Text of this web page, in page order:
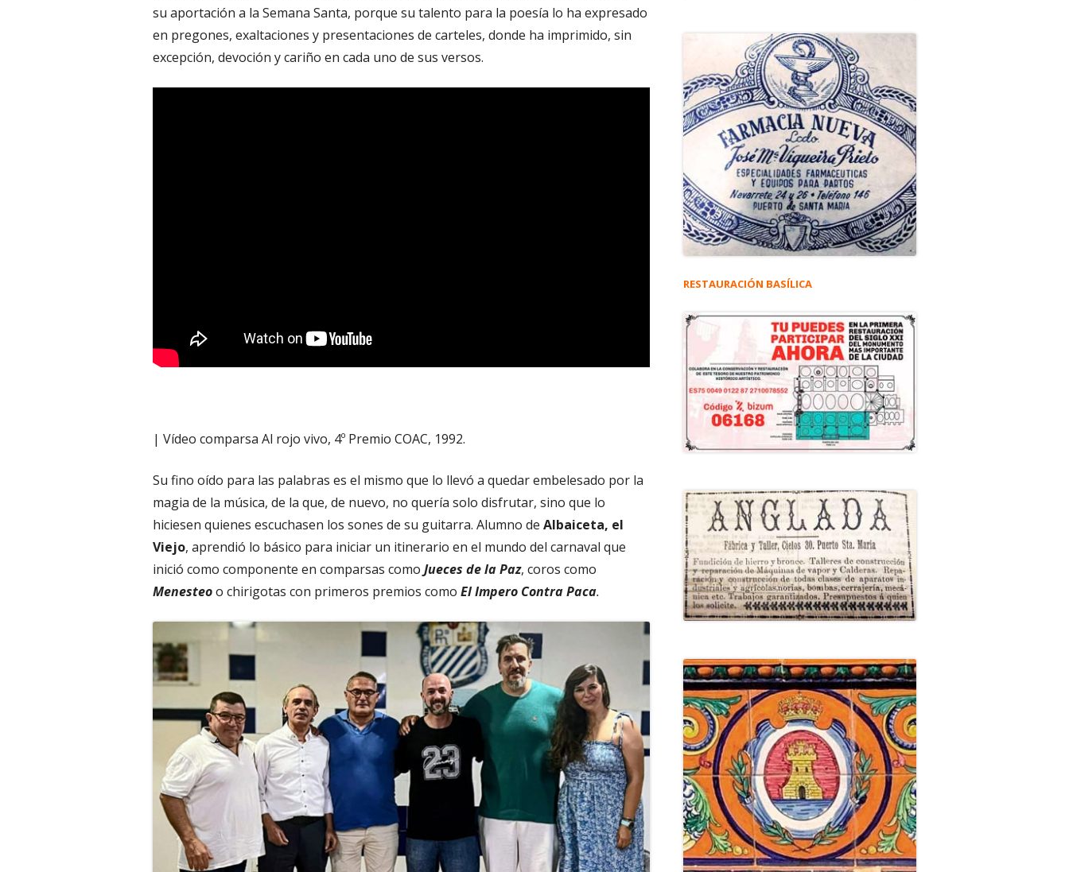
su aportación a la Semana Santa, porque su talento para la poesía lo ha expresado
en pregones, exaltaciones y presentaciones de carteles, donde ha imprimido, sin
excepción, devoción y cariño en cada uno de sus versos.
| Vídeo comparsa Al rojo vivo, 4º Premio COAC, 1992.
Su fino oído para las palabras es el mismo que lo llevó a quedar embelesado por la
magia de la música, de la que, de nuevo, no quería solo disfrutar, sino que lo
hiciesen quienes escuchasen los sones de su guitarra. Alumno de Albaiceta, el
Viejo, aprendió lo básico para iniciar un itinerario en el mundo del carnaval que
inició como componente en comparsas como Jueces de la Paz, coros como
Menesteoo chirigotas con primeros premios como El Impero Contra Paca.
RESTAURACIÓN BASÍLICA